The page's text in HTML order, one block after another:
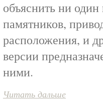
объяснить ни
памятников,
расположения, и
версии
ними.
Читать дальше